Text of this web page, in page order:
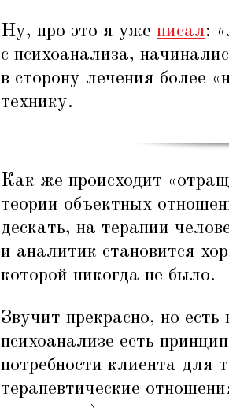
Ну, про это я уже писал: «
с психоанализа,
в сторону лечения более «
технику.
Как же происходит «
теории объектных
дескать, на терапии
и аналитик становится
которой никогда не было.
Звучит прекрасно, но
психоанализе есть
потребности клиента для
терапевтические